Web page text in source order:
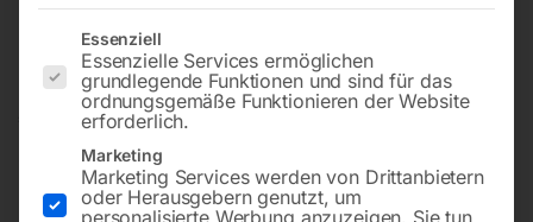
Passend u.a. für Elektro-Seilzüge der Serie MES
66,00
inkl. MwSt. zzgl.Versandkosten
Lieferzeit:ca. 5 - 10 Werktage
Es folgt eine Liste der Service-Gruppen, für die eine
Essenziell
Essenzielle Services ermöglichen
grundlegende Funktionen und sind für das
ordnungsgemäße Funktionieren der Website
erforderlich.
Marketing
Marketing Services werden von Drittanbietern
oder Herausgebern genutzt, um